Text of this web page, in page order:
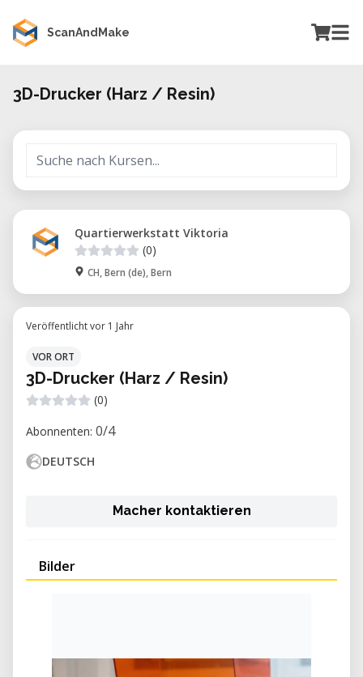
ScanAndMake
3D-Drucker (Harz / Resin)
Quartierwerkstatt Viktoria
(0)
CH, Bern (de), Bern
Veröffentlicht vor 1 Jahr
VOR ORT
3D-Drucker (Harz / Resin)
(0)
Abonnenten: 0/4
DEUTSCH
Macher kontaktieren
Bilder